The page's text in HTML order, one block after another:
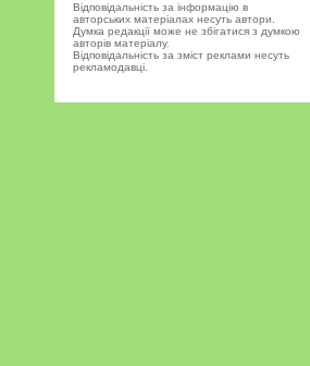
Відповідальність за інформацію в
авторських матеріалах несуть автори.
Думка редакції може не збігатися з думкою
авторів матеріалу.
Відповідальність за зміст реклами несуть
рекламодавці.